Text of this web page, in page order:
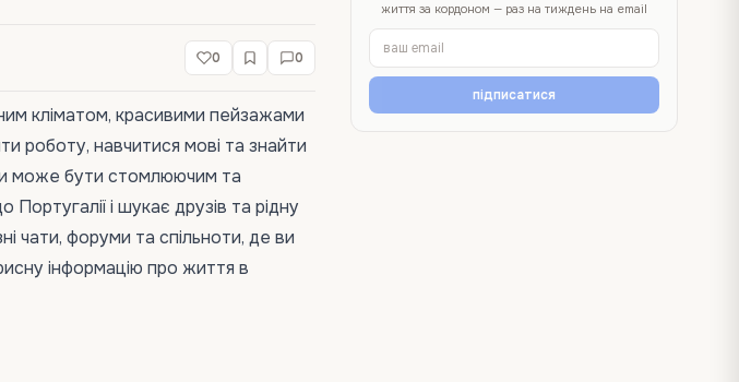
0 0
кліматом, красивими пейзажами
роботу, навчитися мові та знайти
може бути стомлюючим та
і шукає друзів та рідну
чати, форуми та спільноти, де ви
інформацію про життя в
життя за кордоном — раз на тиждень на email
підписатися